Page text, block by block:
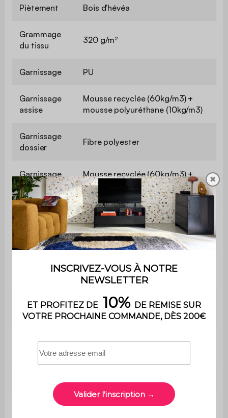
Piètement Bois d'hévéa
Grammage
du tissu
320 g/m²
Garnissage PU
Garnissage
assise
Mousse recyclée (60kg/m3) +
mousse polyuréthane (10kg/m3)
Garnissage
dossier
Fibre polyester
Garnissage
accoudoirs
Mousse recyclée (60kg/m3) +
mousse polyuréthane (10kg/m3)
Garnissage
petits coussins
Fibre polyester
Profondeur
50 cm
Largeur
d'accoudoir
11 cm
Confort de
l'assise
Equilibré
Poids max.
✖